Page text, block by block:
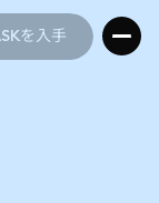
を入手